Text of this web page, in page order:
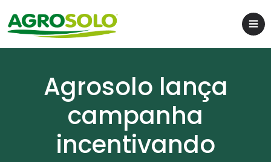
Agrosolo lança
campanha
incentivando